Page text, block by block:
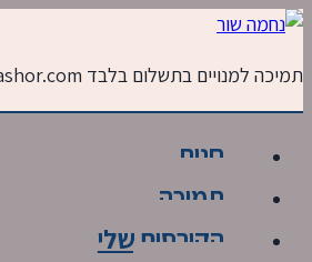
Skip
content
תמיכה למנויים בתשלום בלבד service@nechamashor.com
חנות
תמיכה
הקורסים שלי